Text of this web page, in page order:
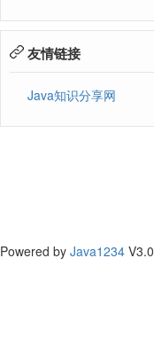
友情链接
Java知识分享网
Powered by Java1234 V3.0